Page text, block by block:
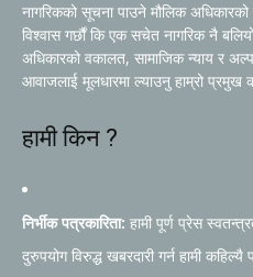
नागरिकको सूचना पाउने मौलिक अधिकारको
विश्वास गर्छौं कि एक सचेत नागरिक नै
अधिकारको वकालत, सामाजिक न्याय र
आवाजलाई मूलधारमा ल्याउनु हाम्रो प्रमुख
हामी किन ?
निर्भीक पत्रकारिता: हामी पूर्ण प्रेस
दुरुपयोग विरुद्ध खबरदारी गर्न हामी कहिल्यै